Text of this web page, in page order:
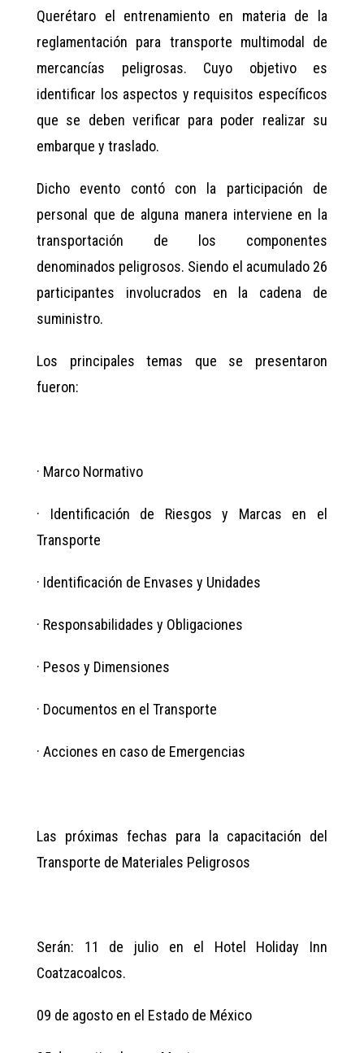
Querétaro el entrenamiento en materia de la
reglamentación para transporte multimodal de
mercancías peligrosas. Cuyo objetivo es
identificar los aspectos y requisitos específicos
que se deben verificar para poder realizar su
embarque y traslado.
Dicho evento contó con la participación de
personal que de alguna manera interviene en la
transportación de los componentes
denominados peligrosos. Siendo el acumulado 26
participantes involucrados en la cadena de
suministro.
Los principales temas que se presentaron
fueron:
· Marco Normativo
· Identificación de Riesgos y Marcas en el
Transporte
· Identificación de Envases y Unidades
· Responsabilidades y Obligaciones
· Pesos y Dimensiones
· Documentos en el Transporte
· Acciones en caso de Emergencias
Las próximas fechas para la capacitación del
Transporte de Materiales Peligrosos
Serán: 11 de julio en el Hotel Holiday Inn
Coatzacoalcos.
09 de agosto en el Estado de México